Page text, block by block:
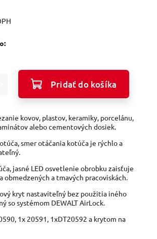
Pridať do košíka
kovov, plastov, keramiky, porcelánu,
alebo cementových dosiek.
smer otáčania kotúča je rýchlo a
jasné LED osvetlenie obrobku zaisťuje
obmedzených a tmavých pracoviskách.
kryt nastaviteľný bez použitia iného
so systémom DEWALT AirLock.
1x 20591, 1xDT20592 a krytom na